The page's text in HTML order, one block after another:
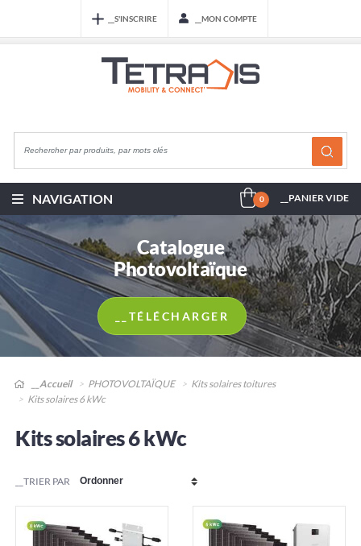
__S'INSCRIRE __MON COMPTE
NAVIGATION 0 __PANIER VIDE
Catalogue
Photovoltaïque
__TÉLÉCHARGER
__Accueil PHOTOVOLTAÏQUE
Kits solaires toitures
Kits solaires 6 kWc
Kits solaires 6 kWc
__TRIER PAR